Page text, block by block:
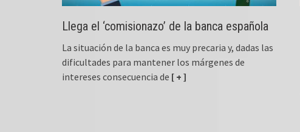
Llega el ‘comisionazo’ de la banca española
La situación de la banca es muy precaria y, dadas las
dificultades para mantener los márgenes de
intereses consecuencia de [ + ]